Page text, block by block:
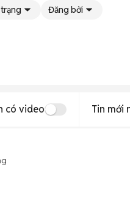
Đăng bởi
có video Tin mới